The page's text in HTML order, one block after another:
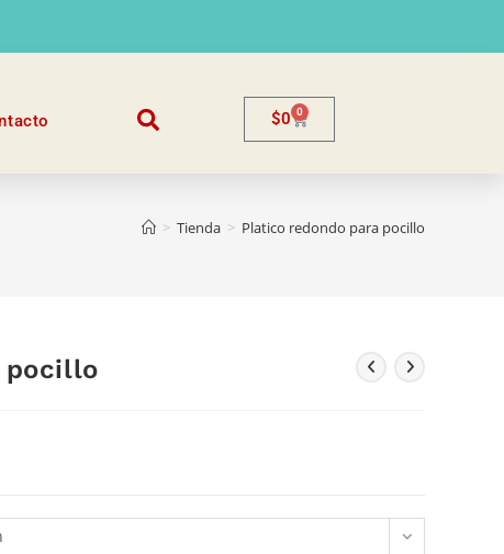
$0 0
> Tienda > Platico redondo para pocillo
pocillo